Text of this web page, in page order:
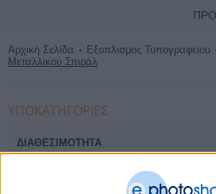
Αρχική Σελίδα Εξοπλισμος Τυπογραφειου
Μεταλλικού Σπιράλ
ΥΠΟΚΑΤΗΓΟΡΊΕΣ
ΔΙΑΘΕΣΙΜΌΤΗΤΑ
Άμεση παραλαβή / Παράδοση 1 έως 3